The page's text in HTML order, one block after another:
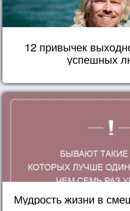
12 привычек
успешных
Мудрость жизни в